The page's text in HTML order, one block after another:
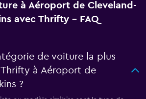
à Aéroport de Cleveland-
avec Thrifty - FAQ
de voiture la plus
à Aéroport de
?